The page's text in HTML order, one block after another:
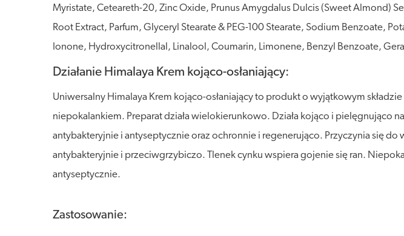
Myristate, Ceteareth-20, Zinc Oxide, Prunus Amygdalus Dulcis (Sweet Almond)
Root Extract, Parfum, Glyceryl Stearate & PEG-100 Stearate, Sodium Benzoate,
Ionone, Hydroxycitronellal, Linalool, Coumarin, Limonene, Benzyl Benzoate,
Działanie Himalaya Krem kojąco-osłaniający:
Uniwersalny Himalaya Krem kojąco-osłaniający to produkt o wyjątkowym
niepokalankiem. Preparat działa wielokierunkowo. Działa kojąco i pielęgnująco
antybakteryjnie i antyseptycznie oraz ochronnie i regenerująco. Przyczynia się
antybakteryjnie i przeciwgrzybiczo. Tlenek cynku wspiera gojenie się ran.
antyseptycznie.
Zastosowanie: